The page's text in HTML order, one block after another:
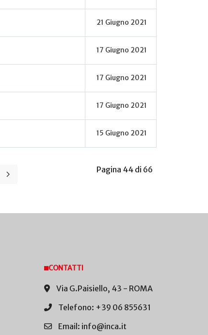
21 Giugno 2021
17 Giugno 2021
17 Giugno 2021
17 Giugno 2021
15 Giugno 2021
Pagina 44 di 66
CONTATTI
Via G.Paisiello, 43 - ROMA
Telefono: +39 06 855631
Email: info@inca.it